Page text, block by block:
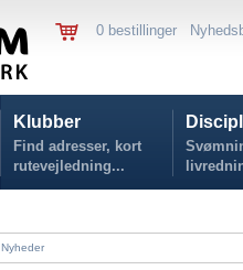
0 bestillinger
Klubber
Find adresser, kort
rutevejledning...
vand...
Nyheder